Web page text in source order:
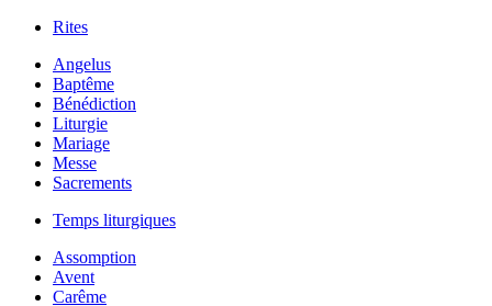
Rites
Angelus
Baptême
Bénédiction
Liturgie
Mariage
Messe
Sacrements
Temps liturgiques
Assomption
Avent
Carême